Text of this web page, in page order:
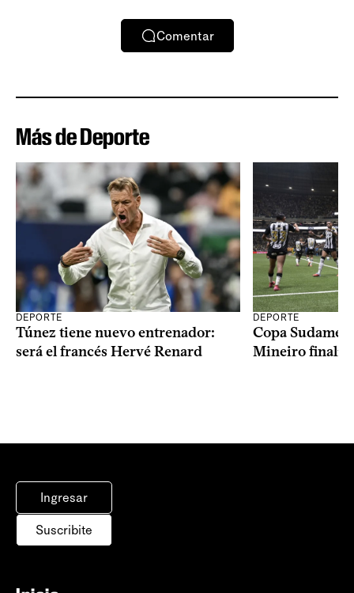
Comentar
Más de Deporte
DEPORTE
Túnez tiene nuevo entrenador:
será el francés Hervé Renard
DEPORTE
Copa
Mineiro
Ingresar
Suscribite